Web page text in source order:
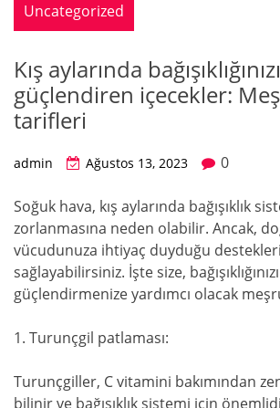
Uncategorized
Kış aylarında bağışıklığınızı
güçlendiren içecekler:
tarifleri
admin Ağustos 13, 2023 0
Soğuk hava, kış aylarında bağışıklık
zorlanmasına neden olabilir. Ancak,
vücudunuza ihtiyaç duyduğu destekleri
sağlayabilirsiniz. İşte size, bağışıklığınızı
güçlendirmenize yardımcı olacak
1. Turunçgil patlaması:
Turunçgiller, C vitamini bakımından
bilinir ve bağışıklık sistemi için